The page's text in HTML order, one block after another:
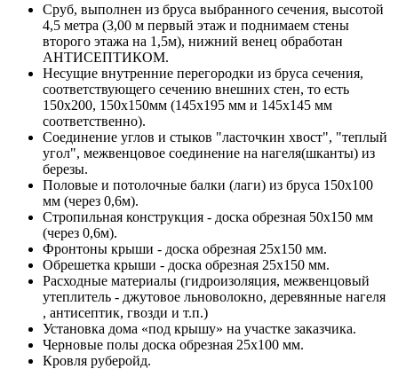
Сруб, выполнен из бруса выбранного сечения, высотой
4,5 метра (3,00 м первый этаж и поднимаем стены
второго этажа на 1,5м), нижний венец обработан
АНТИСЕПТИКОМ.
Несущие внутренние перегородки из бруса сечения,
соответствующего сечению внешних стен, то есть
150х200, 150х150мм (145х195 мм и 145х145 мм
соответственно).
Соединение углов и стыков "ласточкин хвост", "теплый
угол", межвенцовое соединение на нагеля(шканты) из
березы.
Половые и потолочные балки (лаги) из бруса 150х100
мм (через 0,6м).
Стропильная конструкция - доска обрезная 50х150 мм
(через 0,6м).
Фронтоны крыши - доска обрезная 25х150 мм.
Обрешетка крыши - доска обрезная 25х150 мм.
Расходные материалы (гидроизоляция, межвенцовый
утеплитель - джутовое льноволокно, деревянные нагеля
, антисептик, гвозди и т.п.)
Установка дома «под крышу» на участке заказчика.
Черновые полы доска обрезная 25х100 мм.
Кровля руберойд.